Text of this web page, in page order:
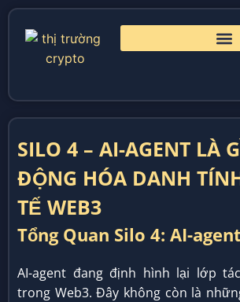
SILO 4 – AI-AGENT LÀ
ĐỘNG HÓA DANH
TẾ WEB3
Tổng Quan Silo 4: AI-
AI-agent đang định hình lại lớp
trong Web3. Đây không còn là